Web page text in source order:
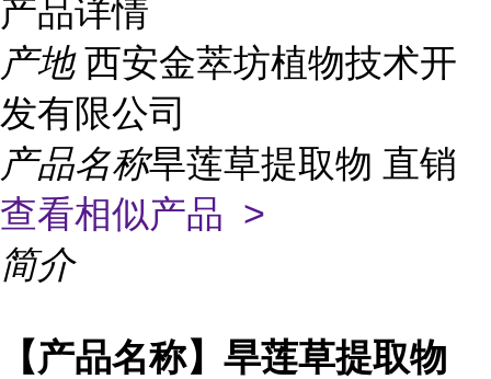
产品详情
产地 西安金萃坊植物技术开
发有限公司
产品名称旱莲草提取物 直销
查看相似产品 >
简介
【产品名称】旱莲草提取物